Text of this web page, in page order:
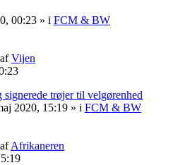
00:23 » i FCM & BW
afVijen
trøjer til velgørenhed
2020, 15:19 » i FCM & BW
afAfrikaneren